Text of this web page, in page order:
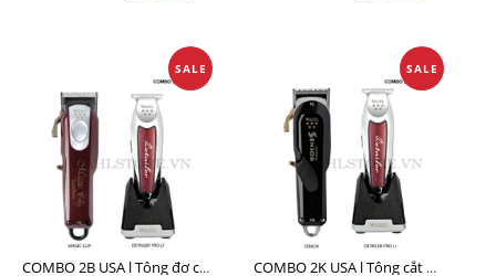
SALE
COMBO 2B USA l Tông đơ cắt Magic clip Red + Tông đơ viền Detailer Pro Li
SALE
COMBO 2K USA l Tông cắt SENIOR +Tông viền DETAILER PRO LI